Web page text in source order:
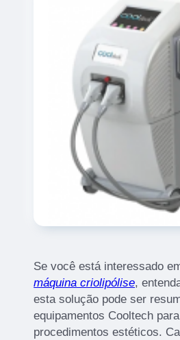
Se você está interessado
máquina criolipólise,
esta solução pode ser
equipamentos Cooltech
procedimentos estéticos.